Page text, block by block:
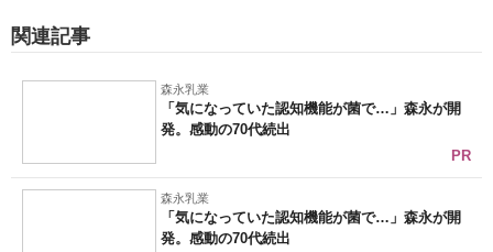
関連記事
森永乳業
「気になっていた認知機能が菌で…」森永が開
発。感動の70代続出
PR
森永乳業
「気になっていた認知機能が菌で…」森永が開
発。感動の70代続出